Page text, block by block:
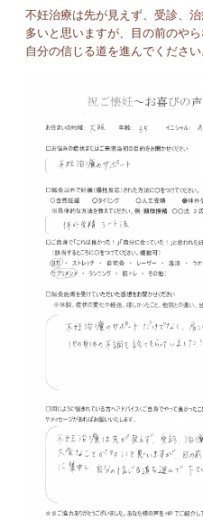
不妊治療は先が見えず、受診、
多いと思いますが、目の前のや
自分の信じる道を進んでください